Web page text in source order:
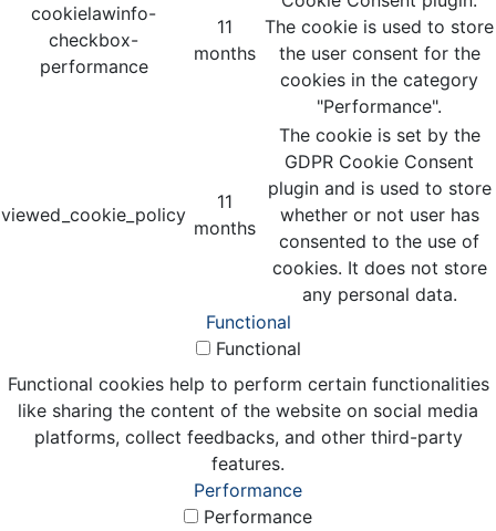
cookielawinfo-
checkbox-
performance
11
months
The cookie is used to store
the user consent for the
cookies in the category
"Performance".
viewed_cookie_policy
11
months
The cookie is set by the
GDPR Cookie Consent
plugin and is used to store
whether or not user has
consented to the use of
cookies. It does not store
any personal data.
Functional
Functional
Functional cookies help to perform certain functionalities
like sharing the content of the website on social media
platforms, collect feedbacks, and other third-party
features.
Performance
Performance